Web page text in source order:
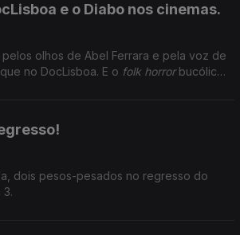
e o Diabo nos cinemas.
pelos olhos de Abel Ferrara e pela voz de
no DocLisboa. E o folk horrorbucólico
dois pesos-pesados no regresso do
3.